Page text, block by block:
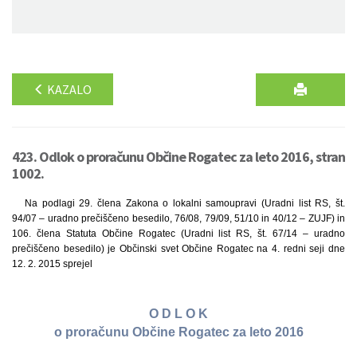
KAZALO
423. Odlok o proračunu Občine Rogatec za leto 2016, stran
1002.
Na podlagi 29. člena Zakona o lokalni samoupravi (Uradni list RS, št.
94/07 – uradno prečiščeno besedilo, 76/08, 79/09, 51/10 in 40/12 – ZUJF) in
106. člena Statuta Občine Rogatec (Uradni list RS, št. 67/14 – uradno
prečiščeno besedilo) je Občinski svet Občine Rogatec na 4. redni seji dne
12. 2. 2015 sprejel
O D L O K
o proračunu Občine Rogatec za leto 2016